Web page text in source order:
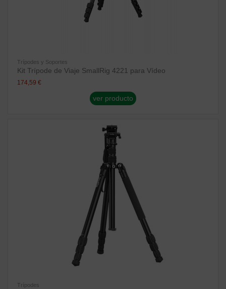
Trípodes y Soportes
Kit Trípode de Viaje SmallRig 4221 para Vídeo
174,59 €
ver producto
Trípodes